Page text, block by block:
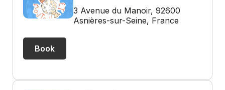
3 Avenue du Manoir, 92600
Asnières-sur-Seine, France
Book